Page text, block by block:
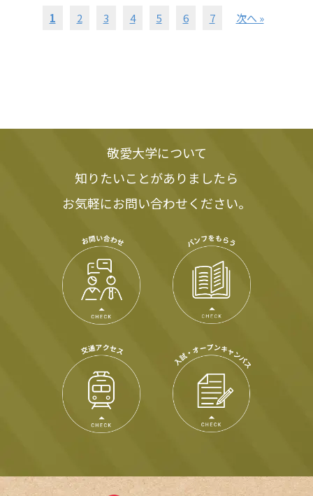
1 2 3 4 5 6 7 次へ »
敬愛大学について
知りたいことがありましたら
お気軽にお問い合わせください。